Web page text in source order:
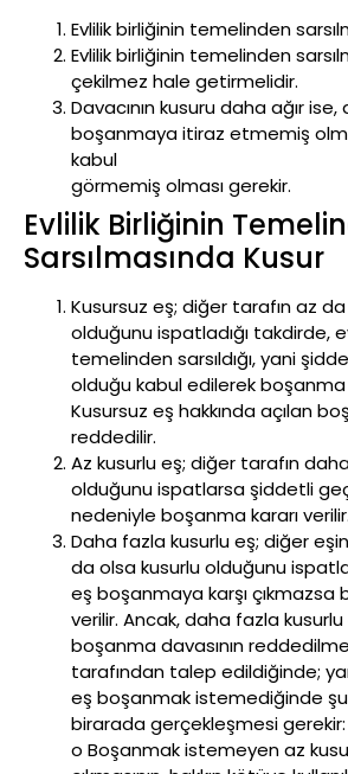
Evlilik birliğinin temelinden
Evlilik birliğinin temelinden
çekilmez hale getirmelidir.
Davacının kusuru daha ağır ise,
boşanmaya itiraz etmemiş
kabul
görmemiş olması gerekir.
Evlilik Birliğinin
Sarsılmasında Kusur
Kusursuz eş; diğer tarafın az
olduğunu ispatladığı takdirde,
temelinden sarsıldığı, yani
olduğu kabul edilerek boşanma
Kusursuz eş hakkında açılan
reddedilir.
Az kusurlu eş; diğer tarafın
olduğunu ispatlarsa şiddetli
nedeniyle boşanma kararı verilir.
Daha fazla kusurlu eş; diğer
da olsa kusurlu olduğunu
eş boşanmaya karşı çıkmazsa
verilir. Ancak, daha fazla kusurlu
boşanma davasının
tarafından talep edildiğinde;
eş boşanmak istemediğinde
birarada gerçekleşmesi gerekir:
o Boşanmak istemeyen az